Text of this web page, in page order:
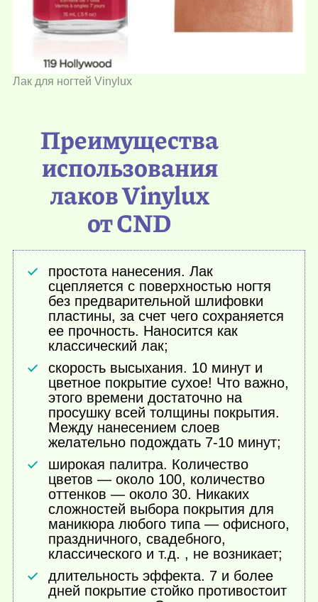
Лак для ногтей Vinylux
Преимущества
использования
лаков Vinylux
от CND
простота нанесения. Лак
сцепляется с поверхностью ногтя
без предварительной шлифовки
пластины, за счет чего сохраняется
ее прочность. Наносится как
классический лак;
скорость высыхания. 10 минут и
цветное покрытие сухое! Что важно,
этого времени достаточно на
просушку всей толщины покрытия.
Между нанесением слоев
желательно подождать 7-10 минут;
широкая палитра. Количество
цветов — около 100, количество
оттенков — около 30. Никаких
сложностей выбора покрытия для
маникюра любого типа — офисного,
праздничного, свадебного,
классического и т.д. , не возникает;
длительность эффекта. 7 и более
дней покрытие стойко противостоит